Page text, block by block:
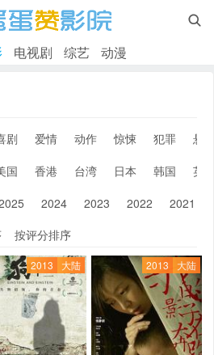

电视剧 综艺 动漫
剧 爱情 动作 惊悚 犯罪
悬
国 香港 台湾 日本 韩国
英
2024 2023 2022 2021
按评分排序
2013 大陆 2013 大陆